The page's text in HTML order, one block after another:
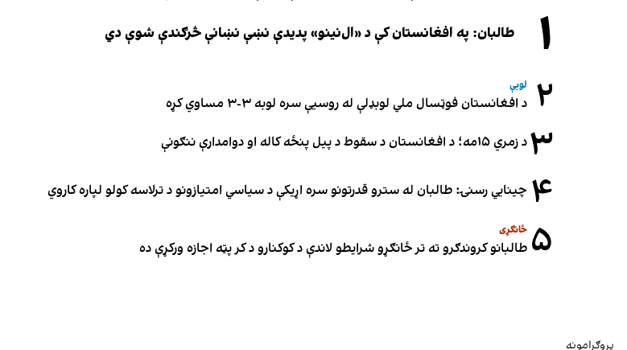
۱ طالبان: په افغانستان کې د «ال‌نینو» پدیدې نښې نښانې څرګندې شوې دي
۲ لوبې
د افغانستان فوټسال ملي لوبډلې له روسیې سره لوبه ۳-۳ مساوي کړه
۳د زمري ۱۵مه؛ د افغانستان د سقوط د پیل پنځه کاله او دوامدارې ننګونې
۴ چینایي رسنۍ: طالبان له سترو قدرتونو سره اړیکې د سیاسي امتیازونو د ترلاسه کولو لپاره کاروي
۵ ځانګړی
طالبانو کروندګرو ته تر ځانګړو شرایطو لاندې د کوکنارو د کر پټه اجازه ورکړې ده
پروګرامونه